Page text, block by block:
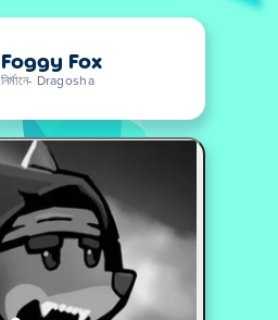
Foggy Fox
নির্মানে- Dragosha